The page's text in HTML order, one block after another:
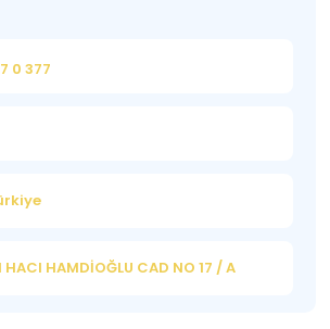
0 377
HACI HAMDİOĞLU CAD NO 17 / A